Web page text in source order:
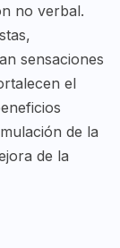
no verbal.
sensaciones
el
de la
de la